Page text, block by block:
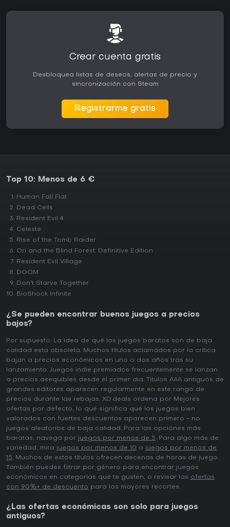
Crear cuenta gratis
Desbloquea listas de deseos, alertas de precio y
sincronización con Steam
Registrarme gratis
Top 10: Menos de 6 €
Human Fall Flat
Dead Cells
Resident Evil 4
Celeste
Rise of the Tomb Raider
Ori and the Blind Forest: Definitive Edition
Resident Evil Village
DOOM
Don't Starve Together
BioShock Infinite
¿Se pueden encontrar buenos juegos a precios
bajos?
Por supuesto. La idea de qué los juegos baratos son de baja
calidad esta obsoleta. Muchos títulos aclamados por la critica
bajan a precios económicos en uno o dos años tras su
lanzamiento. Juegos indie premiados frecuentemente se lanzan
a precios asequibles desde el primer dia. Titulos AAA antiguos de
grandes editores aparecen regularmente en este rango de
precios durante las rebajas. XD.deals ordena por Mejores
ofertas por defecto, lo qué significa qué los juegos bien
valorados con fuertes descuentos aparecen primero - no
juegos aleatorios de baja calidad. Para las opciónes más
baratas, navega por juegos por menos de 5. Para algo más de
variedad, mira juegos por menos de 10 o juegos por menos de
15. Muchos de estos títulos ofrecen decenas de horas de juego.
También puedes filtrar por género para encontrar juegos
económicos en categorias qué te gusten, o revisar las ofertas
con 90%+ de descuento para los mayores recortes.
¿Las ofertas económicas son solo para juegos
antiguos?